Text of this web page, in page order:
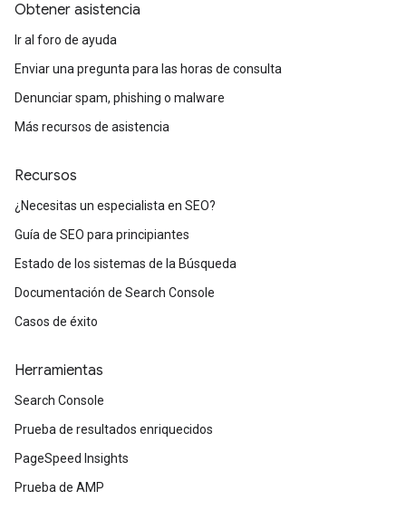
Obtener asistencia
Ir al foro de ayuda
Enviar una pregunta para las horas de consulta
Denunciar spam, phishing o malware
Más recursos de asistencia
Recursos
¿Necesitas un especialista en SEO?
Guía de SEO para principiantes
Estado de los sistemas de la Búsqueda
Documentación de Search Console
Casos de éxito
Herramientas
Search Console
Prueba de resultados enriquecidos
PageSpeed Insights
Prueba de AMP